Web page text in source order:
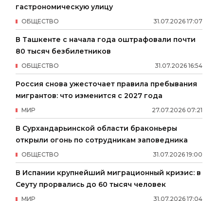
гастрономическую улицу
31.07.2026 17:07
ОБЩЕСТВО
В Ташкенте с начала года оштрафовали почти
80 тысяч безбилетников
31.07.2026 16:54
ОБЩЕСТВО
Россия снова ужесточает правила пребывания
мигрантов: что изменится с 2027 года
27.07.2026 07:21
МИР
В Сурхандарьинской области браконьеры
открыли огонь по сотрудникам заповедника
31.07.2026 19:00
ОБЩЕСТВО
В Испании крупнейший миграционный кризис: в
Сеуту прорвались до 60 тысяч человек
31.07.2026 17:04
МИР